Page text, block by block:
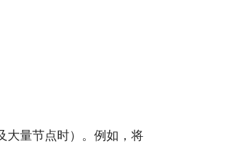
大量节点时）。例如，将